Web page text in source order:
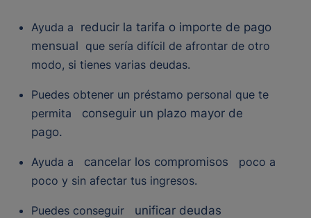
Ayuda a reducir la tarifa o importe de pago
mensual que sería difícil de afrontar de otro
modo, si tienes varias deudas.
Puedes obtener un préstamo personal que te
permita
conseguir un plazo mayor de
pago.
Ayuda a cancelar los compromisos
poco a
poco y sin afectar tus ingresos.
Puedes conseguir
unificar deudas